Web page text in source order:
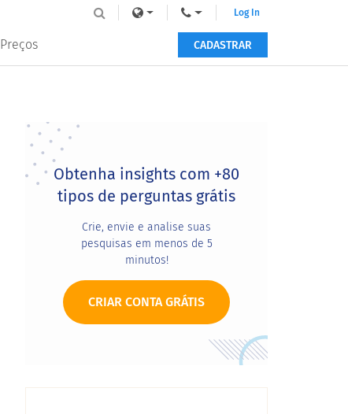
Preços
Log In
CADASTRAR
Primary
Sidebar
Obtenha insights com +80
tipos de perguntas grátis
Crie, envie e analise suas
pesquisas em menos de 5
minutos!
CRIAR CONTA GRÁTIS